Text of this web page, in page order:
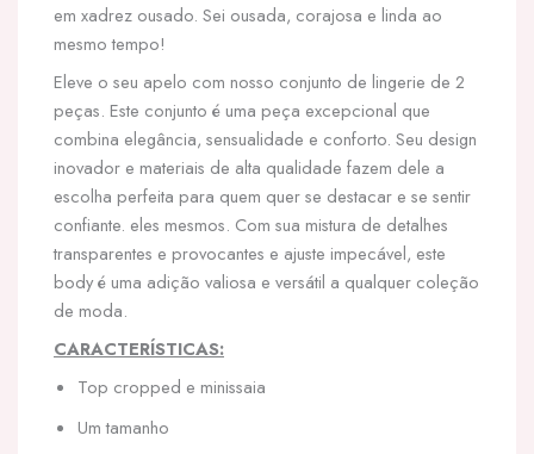
em xadrez ousado. Sei ousada, corajosa e linda ao
mesmo tempo!
Eleve o seu apelo com nosso conjunto de lingerie de 2
peças. Este conjunto é uma peça excepcional que
combina elegância, sensualidade e conforto. Seu design
inovador e materiais de alta qualidade fazem dele a
escolha perfeita para quem quer se destacar e se sentir
confiante. eles mesmos. Com sua mistura de detalhes
transparentes e provocantes e ajuste impecável, este
body é uma adição valiosa e versátil a qualquer coleção
de moda.
CARACTERÍSTICAS:
Top cropped e minissaia
Um tamanho